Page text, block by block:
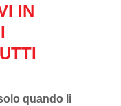
IN
quando li